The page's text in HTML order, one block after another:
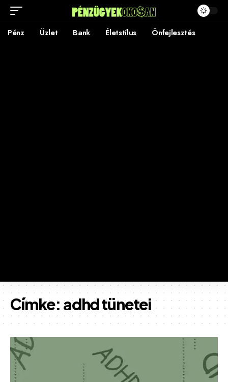
Pénz Üzlet Bank Életstílus Önfejlesztés
Címke: adhd tünetei